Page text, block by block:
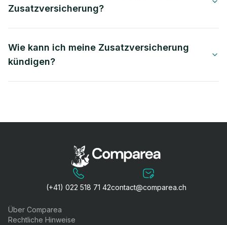
Zusatzversicherung?
Wie kann ich meine Zusatzversicherung
kündigen?
(+41) 022 518 71 42contact@comparea.ch
Über Comparea
Rechtliche Hinweise